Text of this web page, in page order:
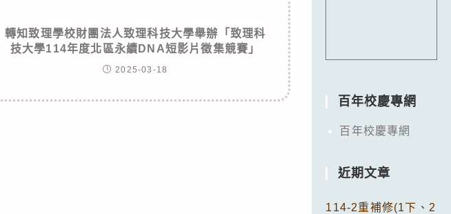
轉知致理學校財團法人致理科技大學舉辦「致理科
技大學114年度北區永續DNA短影片徵集競賽」
2025-03-18
百年校慶專網
百年校慶專網
近期文章
114-2重補修(1下、2